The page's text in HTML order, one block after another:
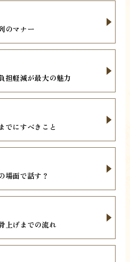
のマナー
担軽減が最大の魅力
でにすべきこと
場面で話す？
上げまでの流れ